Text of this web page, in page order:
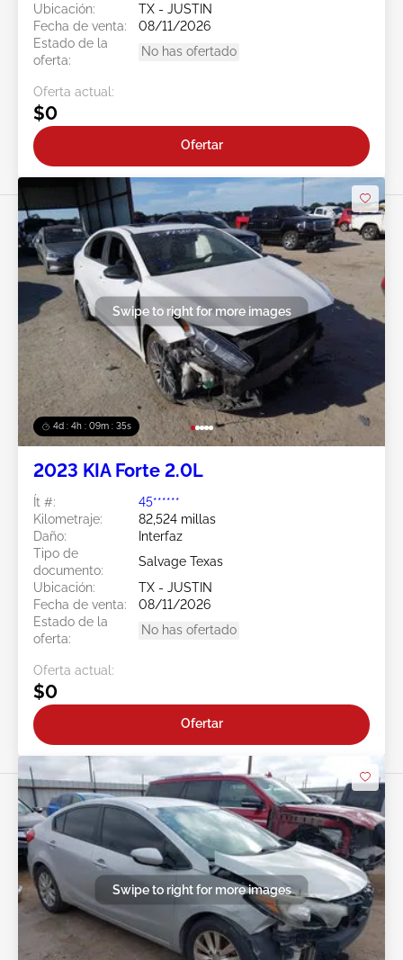
Ubicación:
TX - JUSTIN
Fecha de venta:
08/11/2026
Estado de la
oferta:
No has ofertado
Oferta actual:
$0
Ofertar
4d : 4h : 09m : 33s
Swipe to right for more images
2023 KIA Forte 2.0L
Ít #:
45******
Kilometraje:
82,524 millas
Daño:
Interfaz
Tipo de
documento:
Salvage Texas
Ubicación:
TX - JUSTIN
Fecha de venta:
08/11/2026
Estado de la
oferta:
No has ofertado
Oferta actual:
$0
Ofertar
Swipe to right for more images